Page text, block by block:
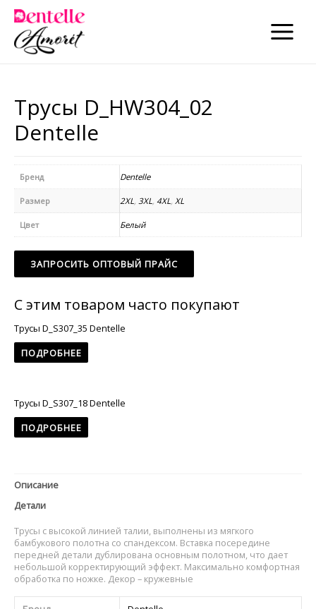
MAIN
Трусы D_HW304_02
Dentelle
Бренд Dentelle
Размер 2XL, 3XL, 4XL, XL
Цвет Белый
ЗАПРОСИТЬ ОПТОВЫЙ ПРАЙС
С этим товаром часто покупают
Трусы D_S307_35 Dentelle
ПОДРОБНЕЕ
Трусы D_S307_18 Dentelle
ПОДРОБНЕЕ
Описание
Детали
Трусы с высокой линией талии, выполнены из мягкого
бамбукового полотна со спандексом. Вставка посередине
передней детали дублирована основным полотном, что дает
небольшой корректирующий эффект. Максимально комфортная
обработка по ножке. Декор – кружевные